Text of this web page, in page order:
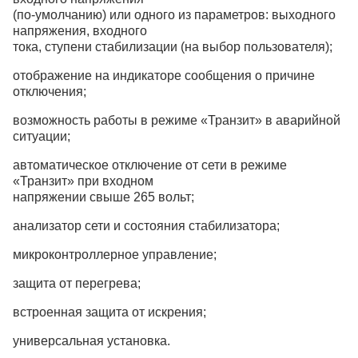
(по-умолчанию) или одного из параметров: выходного
напряжения, входного
тока, ступени стабилизации (на выбор пользователя);
отображение на индикаторе сообщения о причине
отключения;
возможность работы в режиме «Транзит» в аварийной
ситуации;
автоматическое отключение от сети в режиме
«Транзит» при входном
напряжении свыше 265 вольт;
анализатор сети и состояния стабилизатора;
микроконтроллерное управление;
защита от перегрева;
встроенная защита от искрения;
универсальная установка.